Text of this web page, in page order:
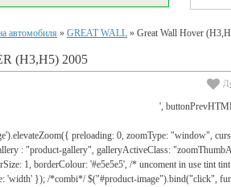
автомобиля » GREAT WALL » Great Wall Hover
(H3,H5) 2005
',
preloading: 0, zoomType: "window",
: "product-gallery", galleryActiveClass:
1, borderColour: '#e5e5e5', /* uncoment in use tint
'width' }); /*combi*/ $("#product-image").bind("click",